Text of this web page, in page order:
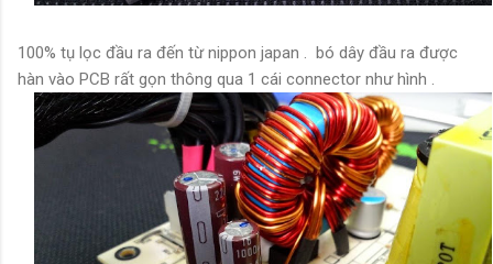
100% tụ lọc đầu ra đến từ nippon japan . bó dây đầu ra được
hàn vào PCB rất gọn thông qua 1 cái connector như hình .